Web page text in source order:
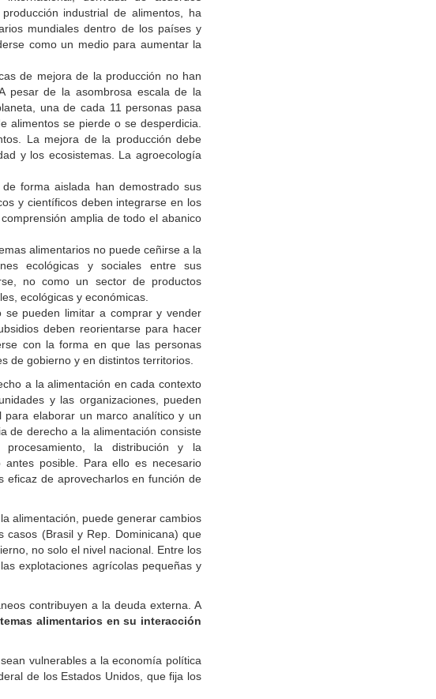
industrial de alimentos, ha
mundiales dentro de los países y
como un medio para aumentar la
de mejora de la producción no han
pesar de la asombrosa escala de la
una de cada 11 personas pasa
alimentos se pierde o se desperdicia.
La mejora de la producción debe
y los ecosistemas. La agroecología
forma aislada han demostrado sus
y científicos deben integrarse en los
amplia de todo el abanico
alimentarios no puede ceñirse a la
ecológicas y sociales entre sus
no como un sector de productos
ecológicas y económicas.
pueden limitar a comprar y vender
deben reorientarse para hacer
con la forma en que las personas
de gobierno y en distintos territorios.
a la alimentación en cada contexto
y las organizaciones, pueden
para elaborar un marco analítico y un
de derecho a la alimentación consiste
la distribución y la
posible. Para ello es necesario
eficaz de aprovecharlos en función de
alimentación, puede generar cambios
casos (Brasil y Rep. Dominicana) que
no solo el nivel nacional. Entre los
explotaciones agrícolas pequeñas y
contribuyen a la deuda externa. A
alimentarios en su interacción
vulnerables a la economía política
de los Estados Unidos, que fija los